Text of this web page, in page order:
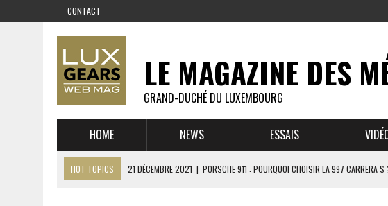
CONTACT
LE MAGAZINE DES
GRAND-DUCHÉ DU LUXEMBOURG
HOME NEWS ESSAIS
HOT TOPICS 21 DÉCEMBRE 2021 | PORSCHE 911 : POURQUOI CHOISIR LA 997 CARRERA S